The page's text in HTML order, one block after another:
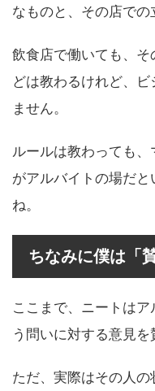
なものと、その店での
飲食店で働いても、
どは教わるけれど、
ません。
ルールは教わっても
がアルバイトの場だ
ね。
ちなみに僕は「
ここまで、ニートは
う問いに対する意見を
ただ、実際はその人の